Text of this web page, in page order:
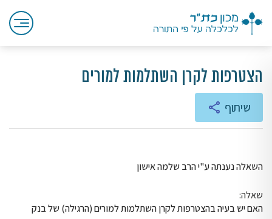
הצטרפות לקרן השתלמות למורים
שיתוף
השאלה נענתה ע"י הרב שלמה אישון
שאלה:
האם יש בעיה בהצטרפות לקרן השתלמות למורים (הרגילה) של בנק